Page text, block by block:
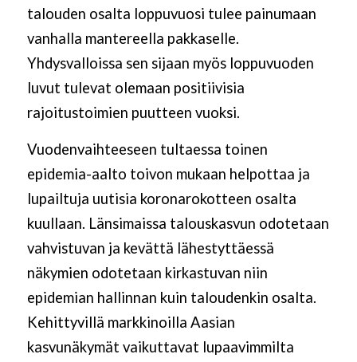
talouden osalta loppuvuosi tulee painumaan
vanhalla mantereella pakkaselle.
Yhdysvalloissa sen sijaan myös loppuvuoden
luvut tulevat olemaan positiivisia
rajoitustoimien puutteen vuoksi.
Vuodenvaihteeseen tultaessa toinen
epidemia-aalto toivon mukaan helpottaa ja
lupailtuja uutisia koronarokotteen osalta
kuullaan. Länsimaissa talouskasvun odotetaan
vahvistuvan ja kevättä lähestyttäessä
näkymien odotetaan kirkastuvan niin
epidemian hallinnan kuin taloudenkin osalta.
Kehittyvillä markkinoilla Aasian
kasvunäkymät vaikuttavat lupaavimmilta